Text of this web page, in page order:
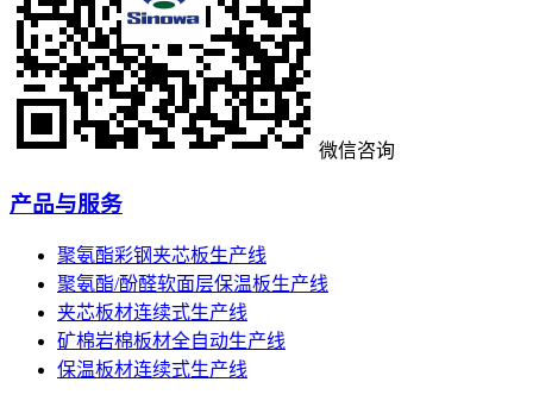
微信咨询
产品与服务
聚氨酯彩钢夹芯板生产线
聚氨酯/酚醛软面层保温板生产线
夹芯板材连续式生产线
矿棉岩棉板材全自动生产线
保温板材连续式生产线